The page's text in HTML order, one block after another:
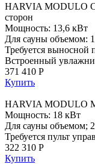
HARVIA MODULO
сторон
Мощность: 13,6 кВт
Для сауны объемом:
Требуется выносной
Встроенный
371 410 Р
Купить
HARVIA MODULO
Мощность: 18 кВт
Для сауны объемом;
Требуется пульт
322 310 Р
Купить